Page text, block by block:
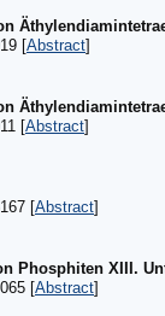
[Abstract]
[Abstract]
[Abstract]
Phosphiten XIII.
[Abstract]